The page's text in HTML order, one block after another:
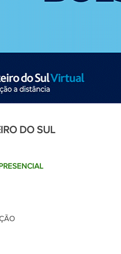
DO SUL